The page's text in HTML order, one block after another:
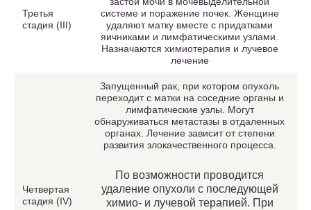
Третья
стадия (III)
системе и поражение почек. Женщине
удаляют матку вместе с придатками
яичниками и лимфатическими узлами.
Назначаются химиотерапия и лучевое
лечение
Четвертая
стадия (IV)
Запущенный рак, при котором опухоль
переходит с матки на соседние органы и
лимфатические узлы. Могут
обнаруживаться метастазы в отдаленных
органах. Лечение зависит от степени
развития злокачественного процесса.
По возможности проводится
удаление опухоли с последующей
химио- и лучевой терапией. При